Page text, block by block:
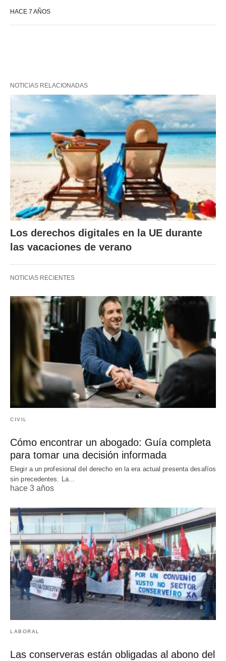
HACE 7 AÑOS
NOTICIAS RELACIONADAS
Los derechos digitales en la UE durante
las vacaciones de verano
NOTICIAS RECIENTES
CIVIL
Cómo encontrar un abogado: Guía completa
para tomar una decisión informada
Elegir a un profesional del derecho en la era actual presenta desafíos
sin precedentes. La…
hace 3 años
LABORAL
Las conserveras están obligadas al abono del